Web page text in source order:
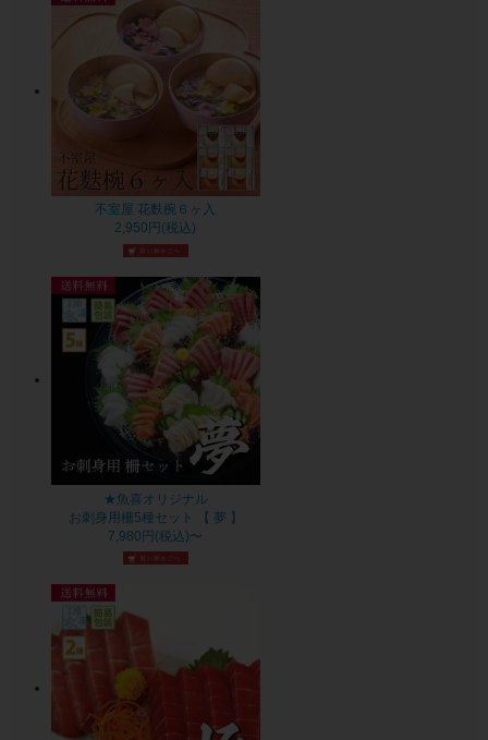
不室屋 花麩椀６ヶ入
2,950円(税込)
★魚喜オリジナル
お刺身用柵5種セット 【 夢 】
7,980円(税込)〜